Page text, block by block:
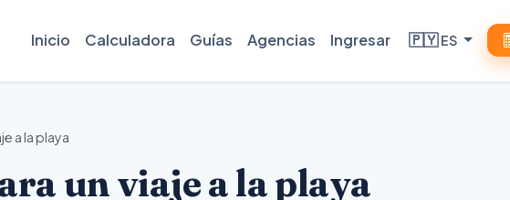
Inicio Calculadora Guías Agencias Ingresar 🇵🇾ES
a la playa
un viaje a la playa